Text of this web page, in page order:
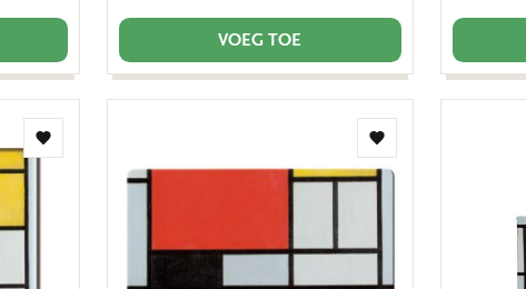
VOEG TOE
Toevoegen
Toevoegen
aan
verlanglijst